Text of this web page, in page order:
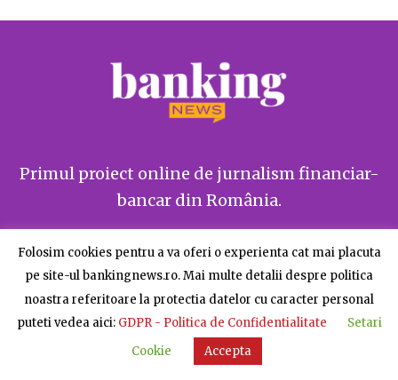
Primul proiect online de jurnalism financiar-
bancar din România.
Ne găsiți și pe
Contact
Folosim cookies pentru a va oferi o experienta cat mai placuta
pe site-ul bankingnews.ro. Mai multe detalii despre politica
noastra referitoare la protectia datelor cu caracter personal
puteti vedea aici: GDPR - Politica de Confidentialitate
Setari
Cookie
Accepta